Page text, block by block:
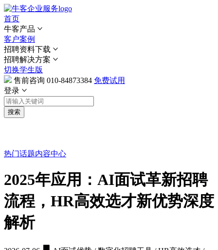
首页
牛客产品
客户案例
招聘资料下载
招聘解决方案
切换学生版
售前咨询 010-84873384 免费试用
登录
搜索
热门话题内容中心
2025年应用：AI面试革新招聘
流程，HR高效选才新优势深度
解析